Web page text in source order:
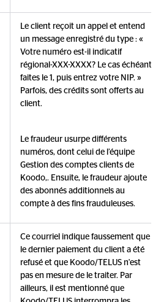
Le client reçoit un appel et entend
un message enregistré du type : «
Votre numéro est-il indicatif
régional-XXX-XXXX? Le cas échéant,
faites le 1, puis entrez votre NIP. »
Parfois, des crédits sont offerts au
client.
Le fraudeur usurpe différents
numéros, dont celui de l’équipe
Gestion des comptes clients de
Koodo,. Ensuite, le fraudeur ajoute
des abonnés additionnels au
compte à des fins frauduleuses.
Ce courriel indique faussement que
le dernier paiement du client a été
refusé et que Koodo/TELUS n'est
pas en mesure de le traiter. Par
ailleurs, il est mentionné que